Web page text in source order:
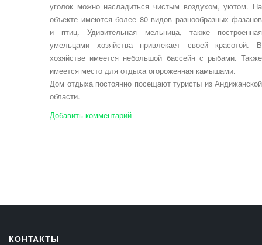
уголок можно насладиться чистым воздухом, уютом. На
объекте имеются более 80 видов разнообразных фазанов
и птиц. Удивительная мельница, также построенная
умельцами хозяйства привлекает своей красотой. В
хозяйстве имеется небольшой бассейн с рыбами. Также
имеется место для отдыха огороженная камышами.
Дом отдыха постоянно посещают туристы из Андижанской
области.
Добавить комментарий
КОНТАКТЫ